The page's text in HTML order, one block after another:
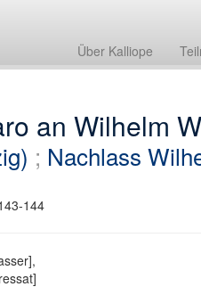
Über Kalliope
an Wilhelm
; Nachlass
144